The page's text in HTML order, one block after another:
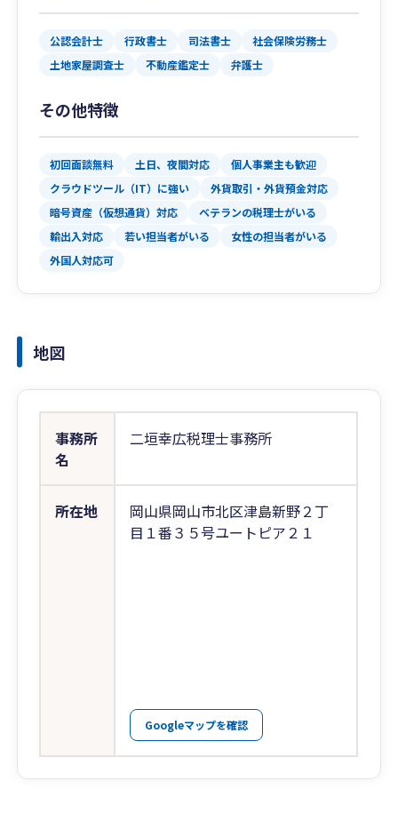
公認会計士 行政書士 司法書士
社会保険労務士
土地家屋調査士
不動産鑑定士 弁護士
その他特徴
初回面談無料 土日、夜間対応
個人事業主も歓迎
クラウドツール（IT）に強い
外貨取引・外貨預金対応
暗号資産（仮想通貨）対応
ベテランの税理士がいる
輸出入対応
若い担当者がいる
女性の担当者がいる
外国人対応可
地図
事務所
名
二垣幸広税理士事務所
所在地
岡山県岡山市北区津島新野２丁
目１番３５号ユートピア２１
Googleマップを確認